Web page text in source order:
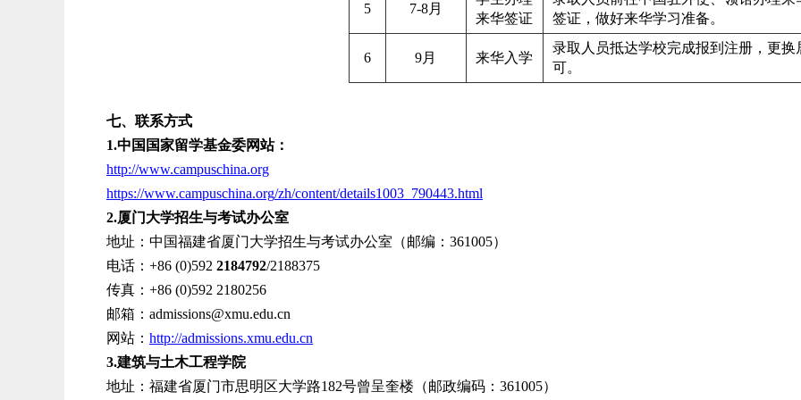
5 7-8月
来华签证
签证，做好来华学习准备。
6 9月 来华入学
录取人员抵达学校完成报到注册，更换
可。
七、联系方式
1.中国国家留学基金委网站：
http://www.campuschina.org
https://www.campuschina.org/zh/content/details1003_790443.html
2.厦门大学招生与考试办公室
地址：中国福建省厦门大学招生与考试办公室（邮编：361005）
电话：+86 (0)592 2184792/2188375
传真：+86 (0)592 2180256
邮箱： admissions@xmu.edu.cn
网站： http://admissions.xmu.edu.cn
3.建筑与土木工程学院
地址：福建省厦门市思明区大学路182号曾呈奎楼（邮政编码：361005）